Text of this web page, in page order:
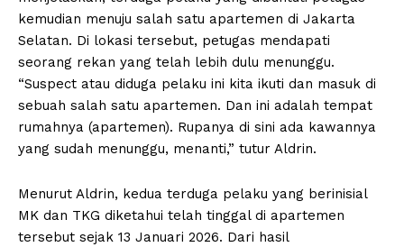
kemudian menuju salah satu apartemen di Jakarta
Selatan. Di lokasi tersebut, petugas mendapati
seorang rekan yang telah lebih dulu menunggu.
“Suspect atau diduga pelaku ini kita ikuti dan masuk di
sebuah salah satu apartemen. Dan ini adalah tempat
rumahnya (apartemen). Rupanya di sini ada kawannya
yang sudah menunggu, menanti,” tutur Aldrin.
Menurut Aldrin, kedua terduga pelaku yang berinisial
MK dan TKG diketahui telah tinggal di apartemen
tersebut sejak 13 Januari 2026. Dari hasil